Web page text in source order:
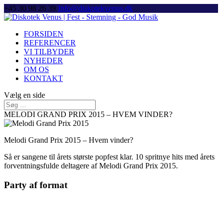
+45 30 98 26 39 Info@diskotekvenus.dk
FORSIDEN
REFERENCER
VI TILBYDER
NYHEDER
OM OS
KONTAKT
Vælg en side
MELODI GRAND PRIX 2015 – HVEM VINDER?
Melodi Grand Prix 2015 – Hvem vinder?
Så er sangene til årets største popfest klar. 10 spritnye hits med årets
forventningsfulde deltagere af Melodi Grand Prix 2015.
Party af format